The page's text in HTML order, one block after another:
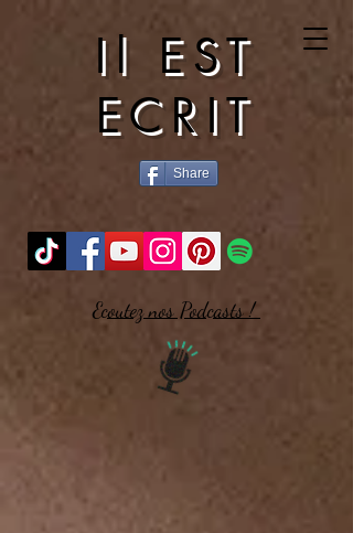
Il EST
ECRIT
Share
Ecoutez nos Podcasts !